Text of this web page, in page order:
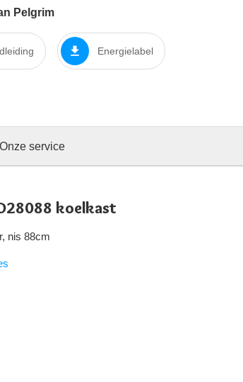
Pelgrim
Energielabel
Onze service
koelkast
nis 88cm